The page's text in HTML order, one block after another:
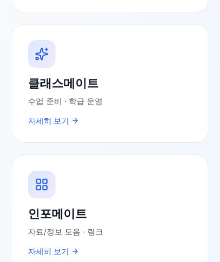
클래스메이트
수업 준비 · 학급 운영
자세히 보기
인포메이트
자료/정보 모음 · 링크
자세히 보기